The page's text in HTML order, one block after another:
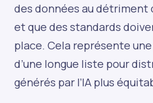
des données au détriment
et que des standards
place. Cela représente
d’une longue liste pour
générés par l’IA plus